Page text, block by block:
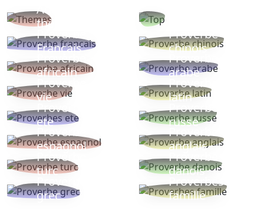
Autres
thèmes
Proverbe
Français
Proverbe
chinois
Proverbe
africain
Proverbe
arabe
Proverbe
vie
Proverbe
latin
Proverbes
ete
Proverbe
russe
Proverbe
espagnol
Proverbe
anglais
Proverbe
turc
Proverbe
danois
Proverbe
grec
Proverbes
famille